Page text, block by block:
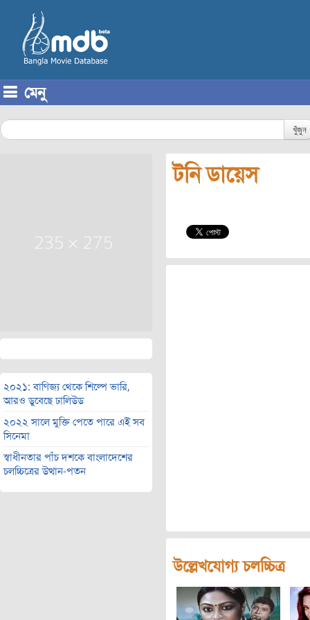
মেনু
খুঁজুন
২০২১: বাণিজ্য থেকে শিল্পে ভারি,
আরও ডুবেছে ঢালিউড
২০২২ সালে মুক্তি পেতে পারে এই সব
সিনেমা
স্বাধীনতার পাঁচ দশকে বাংলাদেশের
চলচ্চিত্রের উত্থান-পতন
টনি ডায়েস
উল্লেখযোগ্য চলচ্চিত্র